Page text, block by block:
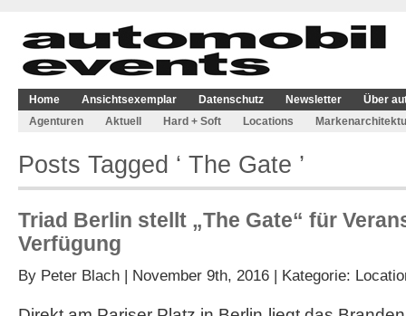
Home Ansichtsexemplar Datenschutz Newsletter
Über
Agenturen
Aktuell Hard + Soft Locations
Posts Tagged ‘ The Gate ’
Triad Berlin stellt „The Gate“ für
Verfügung
By Peter Blach | November 9th, 2016 | Kategorie: